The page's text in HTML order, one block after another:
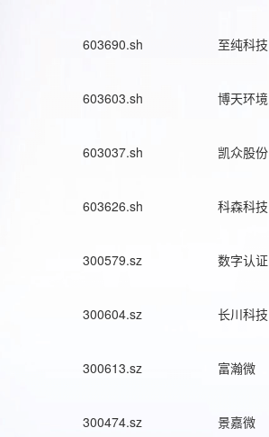
603690.sh 至纯科技
603603.sh 博天环境
603037.sh 凯众股份
603626.sh 科森科技
300579.sz 数字认证
300604.sz 长川科技
300613.sz 富瀚微
300474.sz 景嘉微